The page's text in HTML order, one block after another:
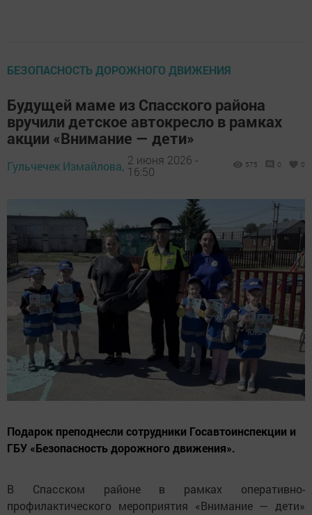
БЕЗОПАСНОСТЬ ДОРОЖНОГО ДВИЖЕНИЯ
Будущей маме из Спасского района
вручили детское автокресло в рамках
акции «Внимание — дети»
Гульчечек Измайлова, 2 июня 2026 -
16:50
575 0 0
Подарок преподнесли сотрудники Госавтоинспекции и
ГБУ «Безопасность дорожного движения».
В Спасском районе в рамках оперативно-
профилактического мероприятия «Внимание — дети»